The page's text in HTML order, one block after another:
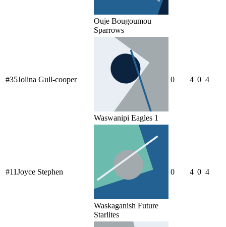
Ouje Bougoumou
Sparrows
#35Jolina Gull-cooper
Waswanipi Eagles 1
0 4 0 4
#11Joyce Stephen
Waskaganish Future
Starlites
0 4 0 4